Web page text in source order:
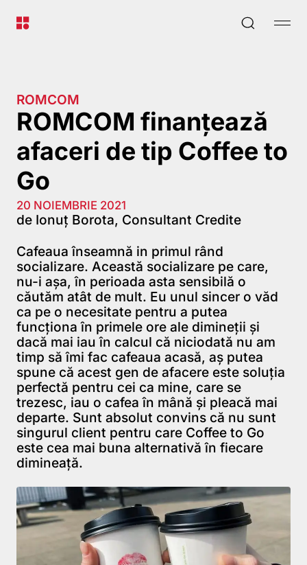
ROMCOM
ROMCOM finanțează
afaceri de tip Coffee to
Go
20 NOIEMBRIE 2021
de Ionuț Borota, Consultant Credite
Cafeaua înseamnă in primul rând
socializare. Această socializare pe care,
nu-i așa, în perioada asta sensibilă o
căutăm atât de mult. Eu unul sincer o văd
ca pe o necesitate pentru a putea
funcționa în primele ore ale dimineții și
dacă mai iau în calcul că niciodată nu am
timp să îmi fac cafeaua acasă, aș putea
spune că acest gen de afacere este soluția
perfectă pentru cei ca mine, care se
trezesc, iau o cafea în mână și pleacă mai
departe. Sunt absolut convins că nu sunt
singurul client pentru care Coffee to Go
este cea mai buna alternativă în fiecare
dimineață.